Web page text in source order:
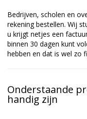
Bedrijven, scholen en
rekening bestellen. Wij
u krijgt netjes een
binnen 30 dagen kunt
hebben en dat is wel zo
Onderstaande
handig zijn